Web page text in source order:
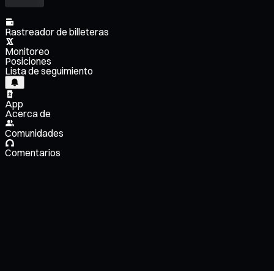
Rastreador de billeteras
Monitoreo
Posiciones
Lista de seguimiento
App
Acerca de
Comunidades
Comentarios